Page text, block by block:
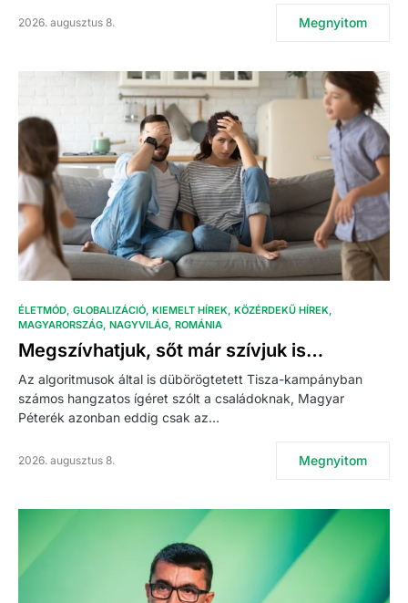
2026. augusztus 8. Megnyitom
ÉLETMÓD GLOBALIZÁCIÓ KIEMELT HÍREK KÖZÉRDEKŰ HÍREK
MAGYARORSZÁG NAGYVILÁG ROMÁNIA
Megszívhatjuk, sőt már szívjuk is…
Az algoritmusok által is dübörögtetett Tisza-kampányban
számos hangzatos ígéret szólt a családoknak, Magyar
Péterék azonban eddig csak az…
2026. augusztus 8. Megnyitom